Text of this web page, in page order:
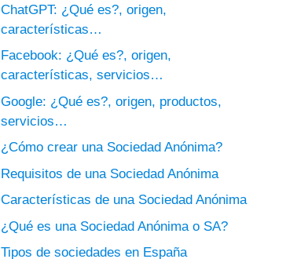
ChatGPT: ¿Qué es?, origen,
características…
Facebook: ¿Qué es?, origen,
características, servicios…
Google: ¿Qué es?, origen, productos,
servicios…
¿Cómo crear una Sociedad Anónima?
Requisitos de una Sociedad Anónima
Características de una Sociedad Anónima
¿Qué es una Sociedad Anónima o SA?
Tipos de sociedades en España